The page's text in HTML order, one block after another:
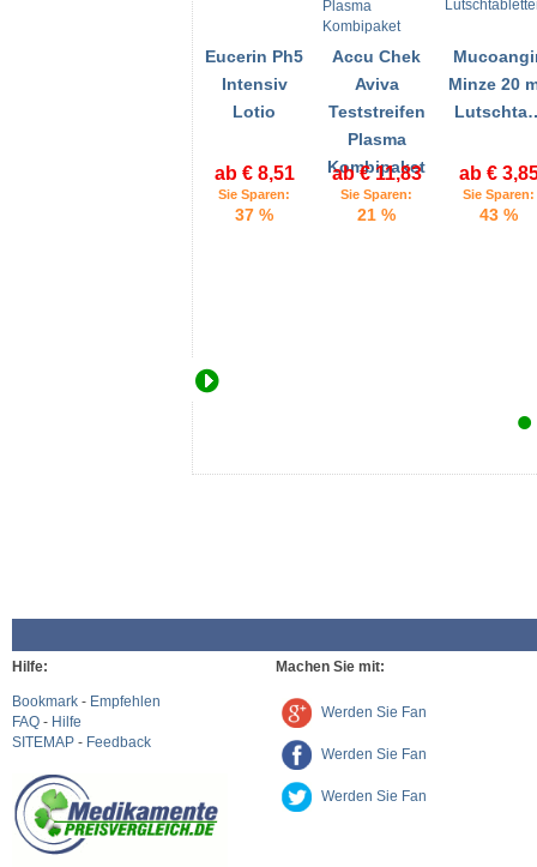
Eucerin Ph5
Intensiv
Lotio
ab € 8,51
Sie Sparen:
37 %
Accu Chek
Aviva
Teststreifen
Plasma
Kombipaket
ab € 11,83
Sie Sparen:
21 %
Minze 20
ab €
Sie Sparen:
43 %
Hilfe:
Bookmark - Empfehlen
FAQ - Hilfe
SITEMAP - Feedback
Machen Sie mit:
Werden Sie Fan
Werden Sie Fan
Werden Sie Fan